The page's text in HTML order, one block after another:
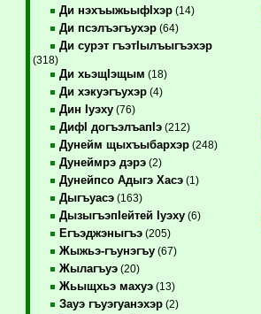
Ди нэхъыжьыфIхэр(14)
Ди псэлъэгъухэр(64)
Ди сурэт гъэтIылъыгъэхэр
(318)
Ди хьэщIэщым (18)
Ди хэкуэгъухэр(4)
Дин Iуэху(76)
ДифI догъэлъапIэ(212)
Дунейм щыхъыбархэр(248)
Дунеймрэ дэрэ(2)
Дунейпсо Адыгэ Хасэ(1)
Дыгъуасэ(163)
ДызыгъэпIейтей Iуэху(6)
Егъэджэныгъэ(205)
Жыжьэ-гъунэгъу(67)
Жылагъуэ(20)
Жьыщхьэ махуэ(13)
Зауэ гъуэгуанэхэр(2)